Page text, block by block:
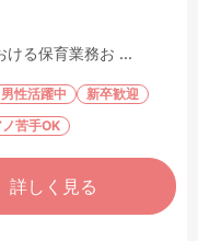
ける保育業務お ...
男性活躍中
新卒歓迎
ノ苦手OK
詳しく見る